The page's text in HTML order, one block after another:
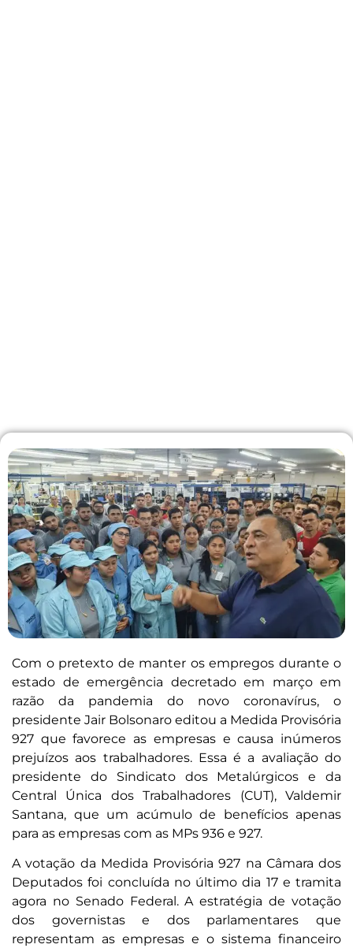
Com o pretexto de manter os empregos durante o
estado de emergência decretado em março em
razão da pandemia do novo coronavírus, o
presidente Jair Bolsonaro editou a Medida Provisória
927 que favorece as empresas e causa inúmeros
prejuízos aos trabalhadores. Essa é a avaliação do
presidente do Sindicato dos Metalúrgicos e da
Central Única dos Trabalhadores (CUT), Valdemir
Santana, que um acúmulo de benefícios apenas
para as empresas com as MPs 936 e 927.
A votação da Medida Provisória 927 na Câmara dos
Deputados foi concluída no último dia 17 e tramita
agora no Senado Federal. A estratégia de votação
dos governistas e dos parlamentares que
representam as empresas e o sistema financeiro